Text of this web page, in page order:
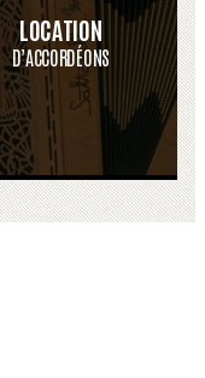
LOCATION
D’ACCORDÉONS